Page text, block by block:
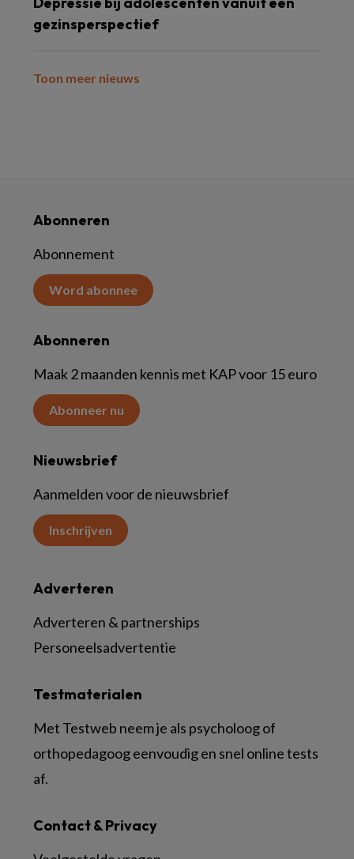
gezinsperspectief
Toon meer nieuws
Abonneren
Abonnement
Word abonnee
Abonneren
Maak 2 maanden kennis met KAP voor 15 euro
Abonneer nu
Nieuwsbrief
Aanmelden voor de nieuwsbrief
Inschrijven
Contact & Privacy
Testmaterialen
Met Testweb neem je als psycholoog of
orthopedagoog eenvoudig en snel online tests
af.
Adverteren
Adverteren & partnerships
Personeelsadvertentie